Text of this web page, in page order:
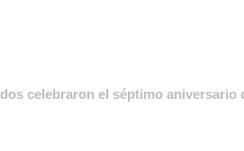
celebraron el séptimo aniversario